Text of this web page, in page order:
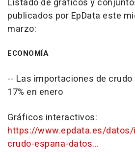
Listado de gráficos y
publicados por EpData este
marzo:
ECONOMÍA
-- Las importaciones de crudo
17% en enero
Gráficos interactivos:
https://www.epdata.es/
crudo-espana-datos...